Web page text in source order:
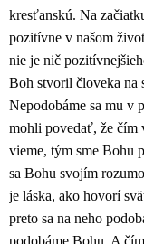
kresťanskú. Na
pozitívne v našom
nie je nič
Boh stvoril človeka na
Nepodobáme sa mu v
mohli povedať, že čím
vieme, tým sme Bohu
sa Bohu svojím
je láska, ako hovorí
preto sa na neho
podobáme Bohu. A